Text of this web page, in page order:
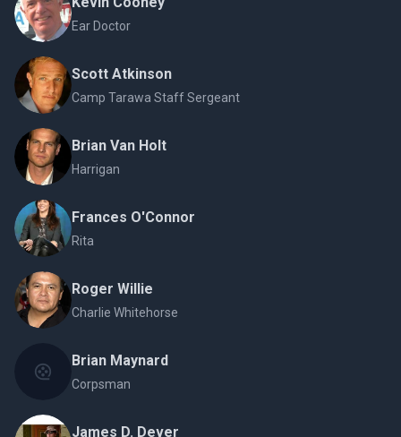
Ear Doctor
Scott Atkinson
Camp Tarawa Staff Sergeant
Brian Van Holt
Harrigan
Frances O'Connor
Rita
Roger Willie
Charlie Whitehorse
Brian Maynard
Corpsman
James D. Dever